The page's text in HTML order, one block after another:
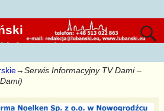
Informacyjny
→Serwis Informacyjny TV Dami –